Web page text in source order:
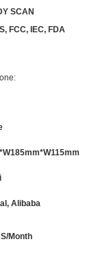
SCAN
FCC, IEC, FDA
Alibaba
Month